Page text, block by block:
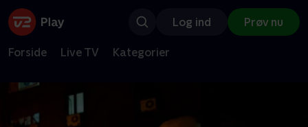
Log ind Prøv nu
Forside Live TV Kategorier